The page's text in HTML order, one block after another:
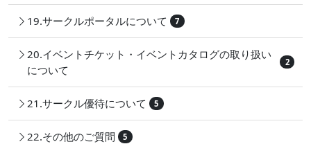
19.サークルポータルについて 7
20.イベントチケット・イベントカタログの取り扱い
について
2
21.サークル優待について 5
22.その他のご質問 5